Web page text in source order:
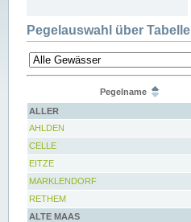
Pegelauswahl über Tabelle
Pegelname
ALLER
AHLDEN
CELLE
EITZE
MARKLENDORF
RETHEM
ALTE MAAS